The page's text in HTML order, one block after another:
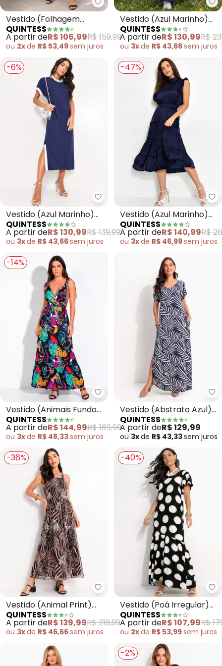
Quintess - Vestido (Folhagem
Vestido (Folhagem
Marinho) Longo com
Fendas
QUINTESS
A partir deR$ 106,99R$ 159,99
ou 2xde R$ 53,49sem juros
Vestido (Azul Marinho)
em Crepe Plano
QUINTESS
A partir deR$ 130,99R$
ou 3xde R$ 43,66sem juros
-6%
Quintess - Vestido (Azul
Vestido (Azul Marinho)
em Malha de Viscose
QUINTESS
A partir deR$ 130,99R$ 139,99
ou 3xde R$ 43,66sem juros
-47%
Vestido (Azul Marinho)
em Cetim
QUINTESS
A partir deR$ 140,99R$
ou 3xde R$ 46,99sem juros
-14%
Quintess - Vestido (Animais
Vestido (Animais Fundo
Preto) com Alças e
Babado
QUINTESS
A partir deR$ 144,99R$ 169,99
ou 3xde R$ 48,33sem juros
Vestido (Abstrato Azul)
em Malha de Viscose
QUINTESS
A partir deR$ 129,99
ou 3xde R$ 43,33sem juros
-36%
Quintess - Vestido (Animal
Vestido (Animal Print)
em Tule com Elastano
QUINTESS
A partir deR$ 139,99R$ 219,99
ou 3xde R$ 46,66sem juros
-40%
Vestido (Poá Irregular)
em Malha de Viscose
QUINTESS
A partir deR$ 107,99R$
ou 2xde R$ 53,99sem juros
-2%